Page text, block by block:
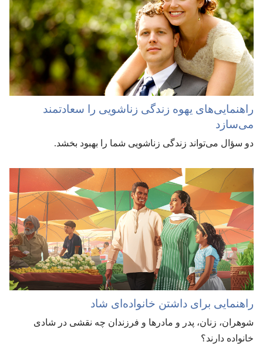
راهنمایی‌های یهوه زندگی زناشویی را سعادتمند
می‌سازد
دو سؤال می‌تواند زندگی زناشویی شما را بهبود بخشد.‏
راهنمایی برای داشتن خانواده‌ای شاد
شوهران،‏ زنان،‏ پدر و مادرها و فرزندان چه نقشی در شادی
خانواده دارند؟‏